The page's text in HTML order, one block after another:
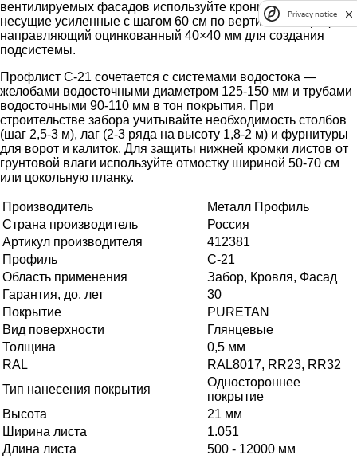
вентилируемых фасадов используйте кронштейны
несущие усиленные с шагом 60 см по вертикали и профиль
направляющий оцинкованный 40×40 мм для создания
подсистемы.
Профлист С-21 сочетается с системами водостока —
желобами водосточными диаметром 125-150 мм и трубами
водосточными 90-110 мм в тон покрытия. При
строительстве забора учитывайте необходимость столбов
(шаг 2,5-3 м), лаг (2-3 ряда на высоту 1,8-2 м) и фурнитуры
для ворот и калиток. Для защиты нижней кромки листов от
грунтовой влаги используйте отмостку шириной 50-70 см
или цокольную планку.
Производитель
Металл Профиль
Страна производитель
Россия
Артикул производителя
412381
Профиль
С-21
Область применения
Забор, Кровля, Фасад
Гарантия, до, лет
30
Покрытие
PURETAN
Вид поверхности
Глянцевые
Толщина
0,5 мм
RAL
RAL8017, RR23, RR32
Тип нанесения покрытия
Одностороннее
покрытие
Высота
21 мм
Ширина листа
1.051
Длина листа
500 - 12000 мм
Privacy notice